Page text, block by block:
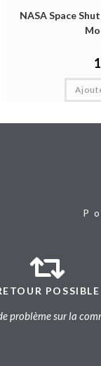
NASA Space
POSSIBLE
problème sur la